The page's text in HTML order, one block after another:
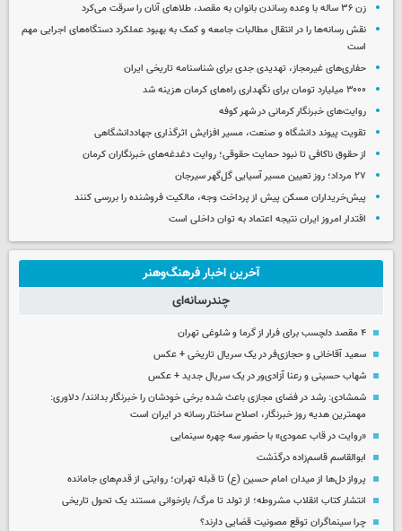
زن ۳۶ ساله با وعده رساندن بانوان به مقصد، طلاهای آنان را سرقت می‌کرد
نقش رسانه‌ها را در انتقال مطالبات جامعه و کمک به بهبود عملکرد دستگاه‌های اجرایی مهم
است
حفاری‌های غیرمجاز، تهدیدی جدی برای شناسنامه تاریخی ایران
۳۰۰۰ میلیارد تومان برای نگهداری راه‌های کرمان هزینه شد
روایت‌های خبرنگار کرمانی در شهر کوفه
تقویت پیوند دانشگاه و صنعت، مسیر افزایش اثرگذاری جهاددانشگاهی
از حقوق ناکافی تا نبود حمایت حقوقی؛ روایت دغدغه‌های خبرنگاران کرمان
۲۷ مرداد؛ روز تعیین مسیر آسیایی گل‌گهر سیرجان
پیش‌خریداران مسکن پیش از پرداخت وجه، مالکیت فروشنده را بررسی کنند
اقتدار امروز ایران نتیجه اعتماد به توان داخلی است
آخرین اخبار فرهنگ‌وهنر
چندرسانه‌ای
۴ مقصد دلچسب برای فرار از گرما و شلوغی تهران
سعید آقاخانی و حجازی‌فر در یک سریال تاریخی + عکس
شهاب حسینی و رعنا آزادی‌ور در یک سریال جدید + عکس
شمشادی: رشد در فضای مجازی باعث شده برخی خودشان را خبرنگار بدانند/ دلاوری:
مهمترین هدیه‌ روز خبرنگار، اصلاح ساختار رسانه در ایران است
«روایت در قاب عمودی» با حضور سه چهره سینمایی
ابوالقاسم قاسم‌زاده درگذشت
پرواز دل‌ها از میدان امام حسین (ع) تا قبله تهران؛ روایتی از قدم‌های جامانده
انتشار کتاب انقلاب مشروطه؛ از تولد تا مرگ/ بازخوانی مستند یک تحول تاریخی
چرا سینماگران توقع مصونیت قضایی دارند؟